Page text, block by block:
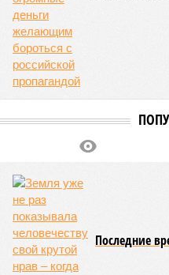
места занимают бедствия,
Пакистане, Бангладеш и
Европу подобные
здесь беды были другими,
масштабные эпидемии
погибших) или «испанки»
Когда земля – дыбом
дальнейшем? Авторы
основываясь на
глобальных тенденциях,
потенциально самых
угрожающих человечеству
веке.